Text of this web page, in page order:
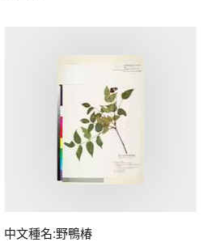
中文種名:野鴨椿